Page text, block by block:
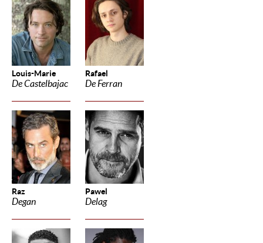
Louis-Marie
De Castelbajac
Rafael
De Ferran
Raz
Degan
Pawel
Delag